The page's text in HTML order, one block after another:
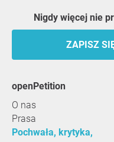
Nigdy więcej nie
ZAPISZ
openPetition
O nas
Prasa
Pochwała, krytyka,